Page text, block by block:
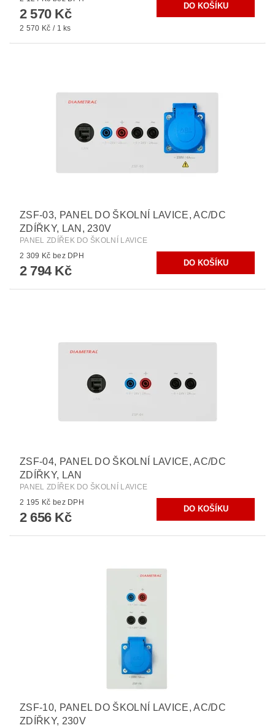
2 570 Kč
2 570 Kč / 1 ks
ZSF-03, PANEL DO ŠKOLNÍ LAVICE, AC/DC
ZDÍŘKY, LAN, 230V
PANEL ZDÍŘEK DO ŠKOLNÍ LAVICE
2 309 Kč bez DPH
2 794 Kč
ZSF-04, PANEL DO ŠKOLNÍ LAVICE, AC/DC
ZDÍŘKY, LAN
PANEL ZDÍŘEK DO ŠKOLNÍ LAVICE
2 195 Kč bez DPH
2 656 Kč
ZSF-10, PANEL DO ŠKOLNÍ LAVICE, AC/DC
ZDÍŘKY, 230V